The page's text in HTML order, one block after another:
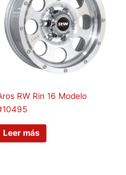
RW Rin 16 Modelo
Leer más